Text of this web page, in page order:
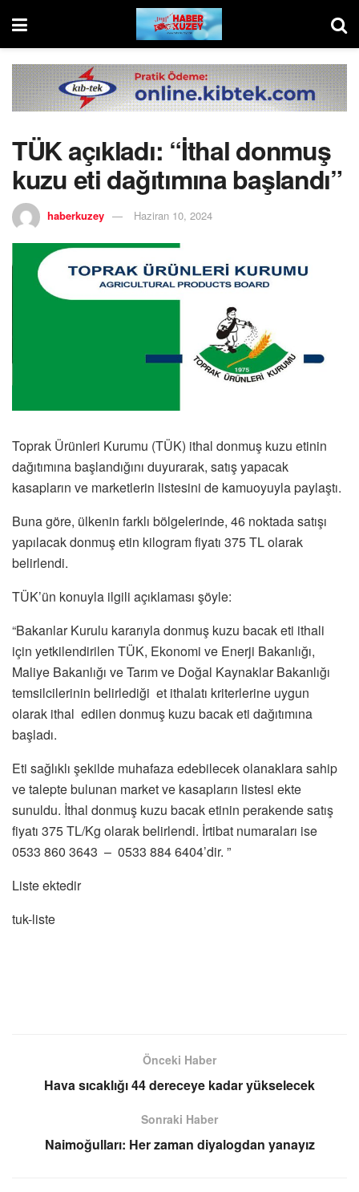
TÜK açıkladı: “İthal donmuş
kuzu eti dağıtımına başlandı”
haberkuzey Haziran 10, 2024
Toprak Ürünleri Kurumu (TÜK) ithal donmuş kuzu etinin
dağıtımına başlandığını duyurarak, satış yapacak
kasapların ve marketlerin listesini de kamuoyuyla paylaştı.
Buna göre, ülkenin farklı bölgelerinde, 46 noktada satışı
yapılacak donmuş etin kilogram fiyatı 375 TL olarak
belirlendi.
TÜK’ün konuyla ilgili açıklaması şöyle:
“Bakanlar Kurulu kararıyla donmuş kuzu bacak eti ithali
için yetkilendirilen TÜK, Ekonomi ve Enerji Bakanlığı,
Maliye Bakanlığı ve Tarım ve Doğal Kaynaklar Bakanlığı
temsilcilerinin belirlediği et ithalatı kriterlerine uygun
olarak ithal edilen donmuş kuzu bacak eti dağıtımına
başladı.
Eti sağlıklı şekilde muhafaza edebilecek olanaklara sahip
ve talepte bulunan market ve kasapların listesi ekte
sunuldu. İthal donmuş kuzu bacak etinin perakende satış
fiyatı 375 TL/Kg olarak belirlendi. İrtibat numaraları ise
0533 860 3643 – 0533 884 6404’dir. ”
Liste ektedir
tuk-liste
Önceki Haber
Hava sıcaklığı 44 dereceye kadar yükselecek
Sonraki Haber
Naimoğulları: Her zaman diyalogdan yanayız